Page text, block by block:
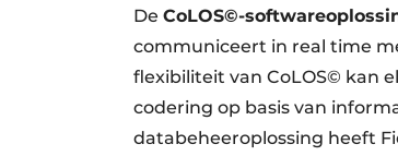
De CoLOS©-
communiceert in real time
flexibiliteit van CoLOS© kan
codering op basis van
databeheeroplossing heeft